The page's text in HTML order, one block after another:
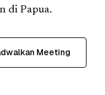
di Papua.
Meeting